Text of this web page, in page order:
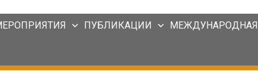
ПУБЛИКАЦИИ МЕЖДУНАРОДНАЯ